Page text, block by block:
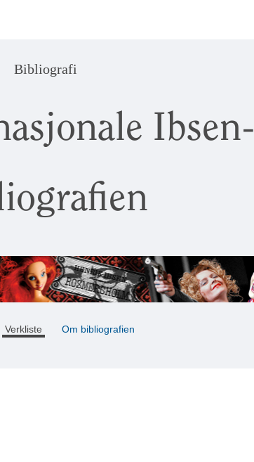
Bibliografi
Ibsen-
Verkliste Om bibliografien